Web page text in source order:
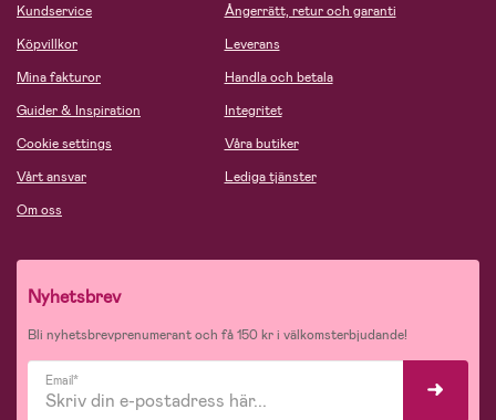
Kundservice
Köpvillkor
Mina fakturor
Guider & Inspiration
Cookie settings
Vårt ansvar
Om oss
Ångerrätt, retur och garanti
Leverans
Handla och betala
Integritet
Våra butiker
Lediga tjänster
Nyhetsbrev
Bli nyhetsbrevprenumerant och få 150 kr i välkomsterbjudande!
Email*